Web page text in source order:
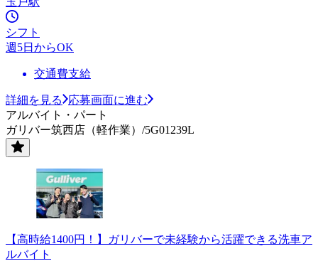
シフト
週5日からOK
交通費支給
詳細を見る
応募画面に進む
アルバイト・パート
ガリバー筑西店（軽作業）/5G01239L
【高時給1400円！】ガリバーで未経験から活躍できる洗車ア
ルバイト